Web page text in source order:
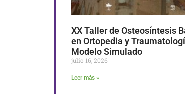
XX Taller de Osteosíntesis
en Ortopedia y
Modelo Simulado
julio 16, 2026
Leer más »